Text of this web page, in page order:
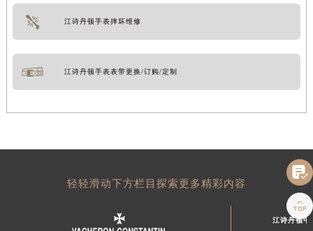
江诗丹顿手表摔坏维修
江诗丹顿手表表带更换/订购/定制
轻轻滑动下方栏目探索更多精彩内容
江诗丹顿中

